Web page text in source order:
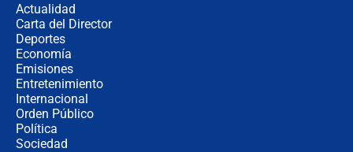
Actualidad
Carta del Director
Deportes
Economía
Emisiones
Entretenimiento
Internacional
Orden Público
Política
Sociedad